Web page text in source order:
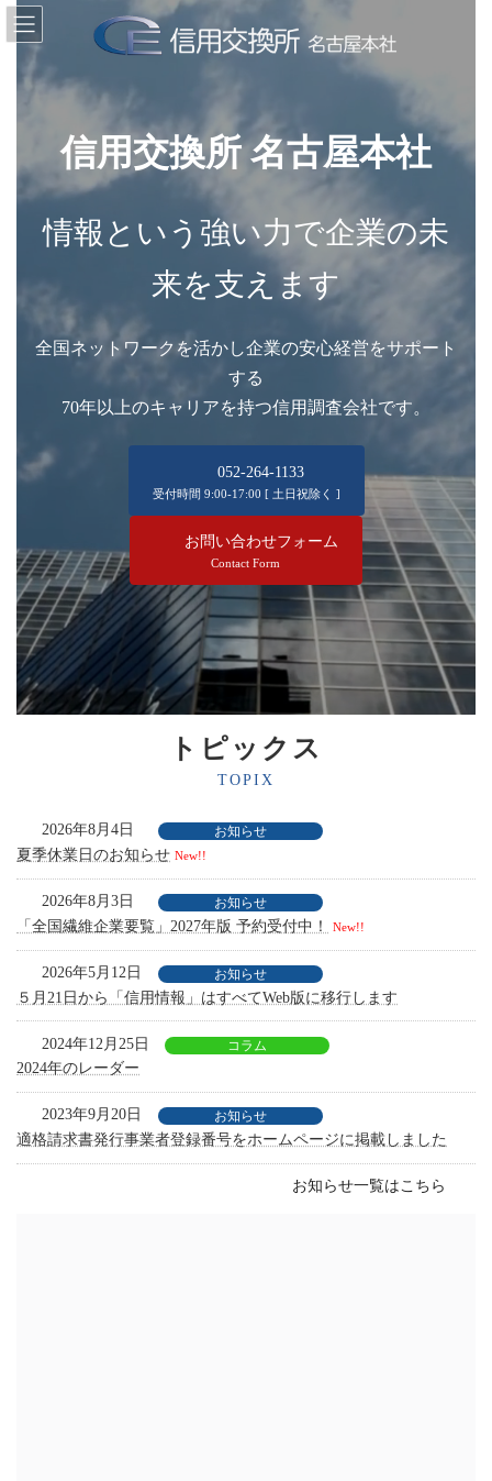
コ
ン
ナ
ビ
信用交換所 名古屋本社
情報という強い力で企業の未
来を支えます
全国ネットワークを活かし企業の安心経営をサポート
する
70年以上のキャリアを持つ信用調査会社です。
052-264-1133
受付時間 9:00-17:00 [ 土日祝除く ]
お問い合わせフォーム
Contact Form
トピックス
TOPIX
2026年8月4日 お知らせ
夏季休業日のお知らせ New!!
2026年8月3日 お知らせ
「全国繊維企業要覧」2027年版 予約受付中！ New!!
2026年5月12日 お知らせ
５月21日から「信用情報」はすべてWeb版に移行します
2024年12月25日 コラム
2024年のレーダー
2023年9月20日 お知らせ
適格請求書発行事業者登録番号をホームページに掲載しました
お知らせ一覧はこちら